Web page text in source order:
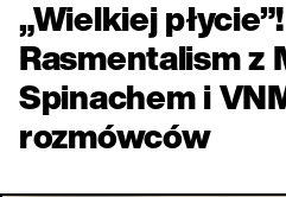
„Wielkiej
Rasmentalism z
Spinachem i
rozmówców